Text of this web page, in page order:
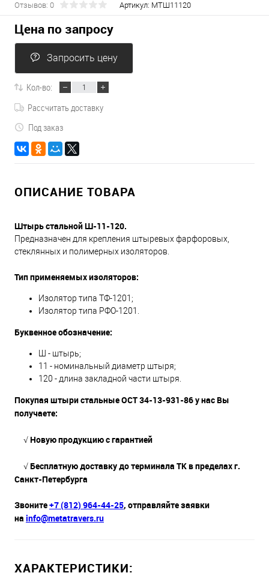
Отзывов: 0 Артикул: МТШ11120
Цена по запросу
Запросить цену
Кол-во:
Рассчитать доставку
Под заказ
ОПИСАНИЕ ТОВАРА
Штырь стальной Ш-11-120.
Предназначен для крепления штыревых фарфоровых,
стеклянных и полимерных изоляторов.
Тип применяемых изоляторов:
Изолятор типа ТФ-1201;
Изолятор типа РФО-1201.
Буквенное обозначение:
Ш - штырь;
11 - номинальный диаметр штыря;
120 - длина закладной части штыря.
Покупая штыри стальные ОСТ 34-13-931-86 у нас Вы
получаете:
√ Новую продукцию с гарантией
√ Бесплатную доставку до терминала ТК в пределах г.
Санкт-Петербурга
Звоните+7 (812) 964-44-25, отправляйте заявки
на info@metatravers.ru
ХАРАКТЕРИСТИКИ: